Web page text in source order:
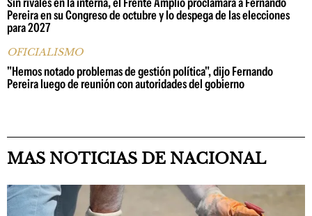
Pereira en su Congreso de octubre y lo despega de las elecciones
para 2027
OFICIALISMO
"Hemos notado problemas de gestión política", dijo Fernando
Pereira luego de reunión con autoridades del gobierno
MAS NOTICIAS DE NACIONAL